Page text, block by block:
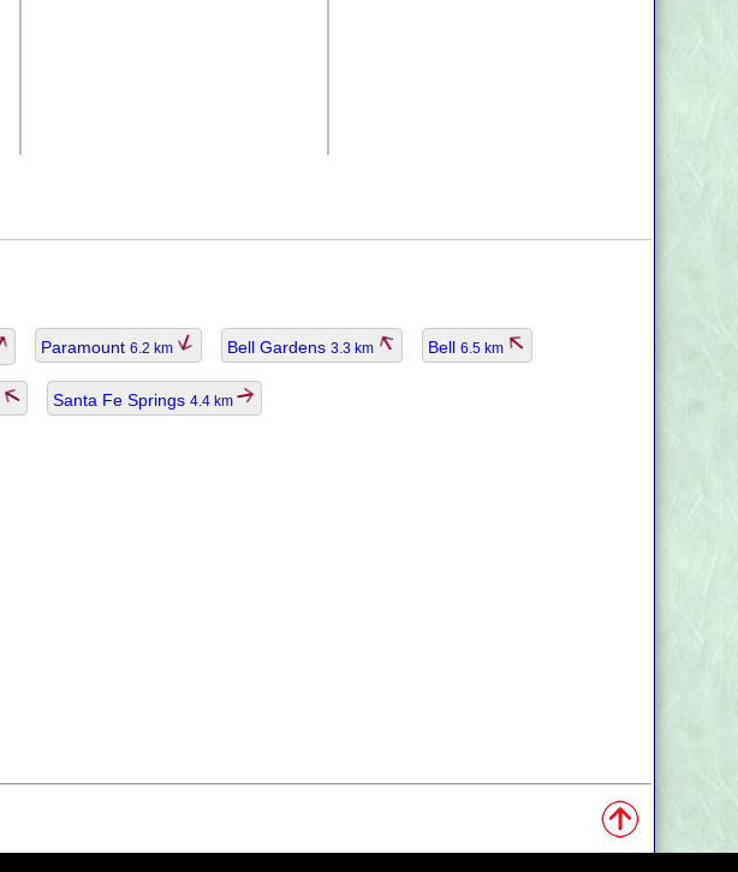
Paramount 6.2 km Bell Gardens 3.3 km Bell 6.5 km
Santa Fe Springs 4.4 km